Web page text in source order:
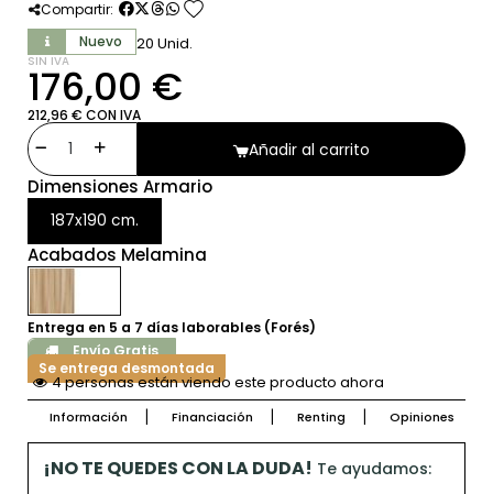
Compartir: favorite
Nuevo 20 Unid.
SIN IVA
176,00 €
212,96 € CON IVA
Añadir al carrito
Dimensiones Armario
187x190 cm.
Acabados Melamina
Entrega en 5 a 7 días laborables (Forés)
Envío Gratis
Se entrega desmontada
4 personas están viendo este producto ahora
Información Financiación Renting Opiniones
¡NO TE QUEDES CON LA DUDA! Te ayudamos: